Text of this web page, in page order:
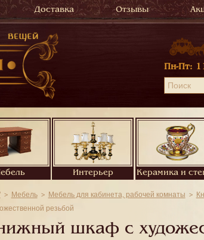
Доставка Отзывы
Пн-Пт:
Интерьер Керамика и
Мебель Мебель для кабинета, рабочей комнаты
резьбой
шкаф с